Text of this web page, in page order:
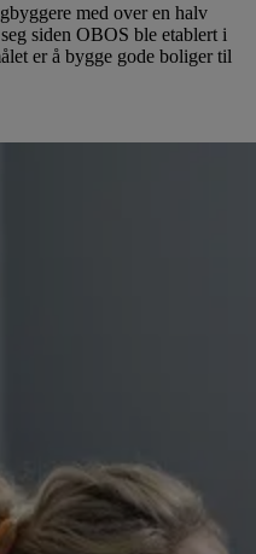
med over en halv
siden OBOS ble etablert i
er å bygge gode boliger til